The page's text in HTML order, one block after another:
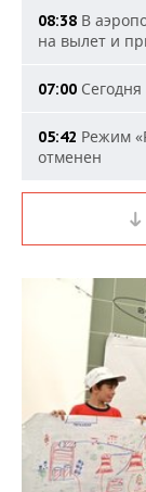
08:38 В
на вылет и
07:00
05:42 Режим
отменен